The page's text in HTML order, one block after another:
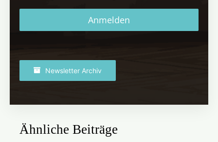
Anmelden
Newsletter Archiv
Ähnliche Beiträge